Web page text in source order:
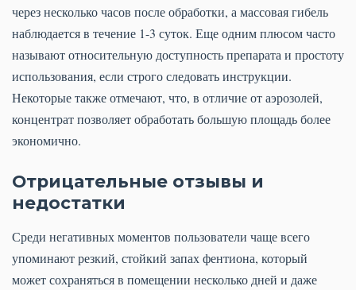
через несколько часов после обработки, а массовая гибель
наблюдается в течение 1-3 суток. Еще одним плюсом часто
называют относительную доступность препарата и простоту
использования, если строго следовать инструкции.
Некоторые также отмечают, что, в отличие от аэрозолей,
концентрат позволяет обработать большую площадь более
экономично.
Отрицательные отзывы и
недостатки
Среди негативных моментов пользователи чаще всего
упоминают резкий, стойкий запах фентиона, который
может сохраняться в помещении несколько дней и даже